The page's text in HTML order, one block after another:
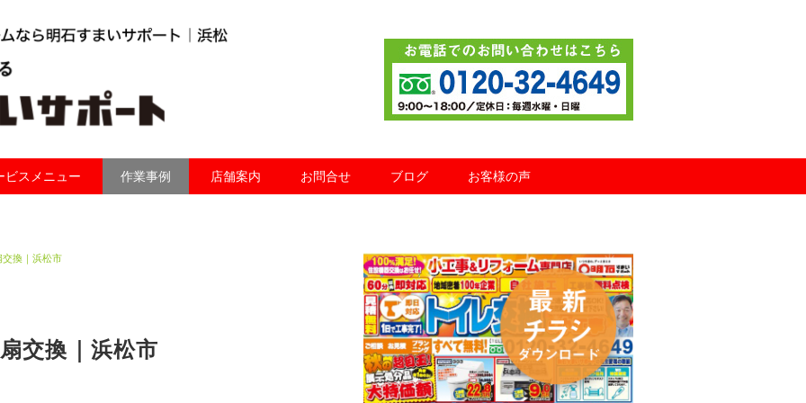
ビスメニュー 作業事例 店舗案内 お問合せ ブログ お客様の声
換｜浜松市
交換｜浜松市